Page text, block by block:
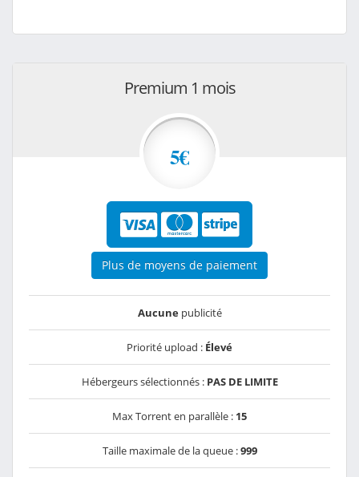
Premium 1 mois
5€
Plus de moyens de paiement
Aucunepublicité
Priorité upload : Élevé
Hébergeurs sélectionnés : PAS DE LIMITE
Max Torrent en parallèle : 15
Taille maximale de la queue :999